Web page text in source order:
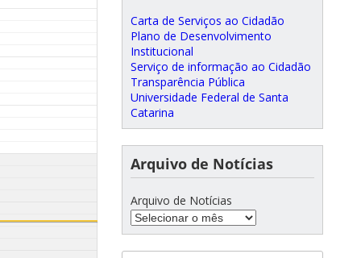
Carta de Serviços ao Cidadão
Plano de Desenvolvimento
Institucional
Serviço de informação ao Cidadão
Transparência Pública
Universidade Federal de Santa
Catarina
Arquivo de Notícias
Arquivo de Notícias